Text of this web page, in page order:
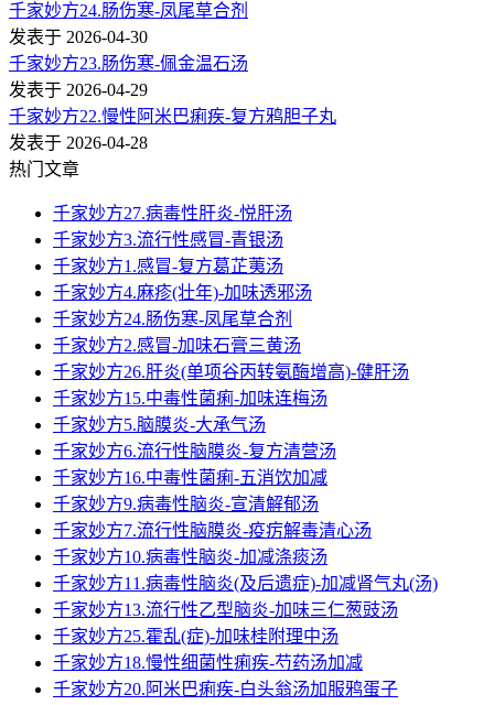
千家妙方24.肠伤寒-凤尾草合剂
发表于 2026-04-30
千家妙方23.肠伤寒-佩金温石汤
发表于 2026-04-29
千家妙方22.慢性阿米巴痢疾-复方鸦胆子丸
发表于 2026-04-28
热门文章
千家妙方27.病毒性肝炎-悦肝汤
千家妙方3.流行性感冒-青银汤
千家妙方1.感冒-复方葛芷荑汤
千家妙方4.麻疹(壮年)-加味透邪汤
千家妙方24.肠伤寒-凤尾草合剂
千家妙方2.感冒-加味石膏三黄汤
千家妙方26.肝炎(单项谷丙转氨酶增高)-健肝汤
千家妙方15.中毒性菌痢-加味连梅汤
千家妙方5.脑膜炎-大承气汤
千家妙方6.流行性脑膜炎-复方清营汤
千家妙方16.中毒性菌痢-五消饮加减
千家妙方9.病毒性脑炎-宣清解郁汤
千家妙方7.流行性脑膜炎-疫疠解毒清心汤
千家妙方10.病毒性脑炎-加减涤痰汤
千家妙方11.病毒性脑炎(及后遗症)-加减肾气丸(汤)
千家妙方13.流行性乙型脑炎-加味三仁葱豉汤
千家妙方25.霍乱(症)-加味桂附理中汤
千家妙方18.慢性细菌性痢疾-芍药汤加减
千家妙方20.阿米巴痢疾-白头翁汤加服鸦蛋子